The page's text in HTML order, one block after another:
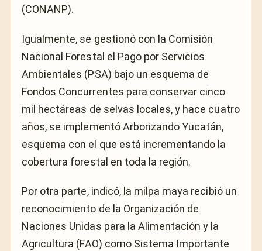
(CONANP).
Igualmente, se gestionó con la Comisión
Nacional Forestal el Pago por Servicios
Ambientales (PSA) bajo un esquema de
Fondos Concurrentes para conservar cinco
mil hectáreas de selvas locales, y hace cuatro
años, se implementó Arborizando Yucatán,
esquema con el que está incrementando la
cobertura forestal en toda la región.
Por otra parte, indicó, la milpa maya recibió un
reconocimiento de la Organización de
Naciones Unidas para la Alimentación y la
Agricultura (FAO) como Sistema Importante